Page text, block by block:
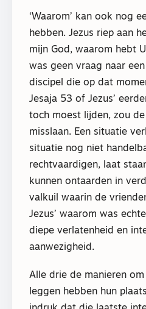
‘Waarom’ kan ook nog
hebben. Jezus riep aan
mijn God, waarom hebt
was geen vraag naar
discipel die op dat
Jesaja 53 of Jezus’
toch moest lijden, zou
misslaan. Een situatie
situatie nog niet
rechtvaardigen, laat
kunnen ontaarden in
valkuil waarin de
Jezus’ waarom was
diepe verlatenheid en
aanwezigheid.
Alle drie de manieren
leggen hebben hun